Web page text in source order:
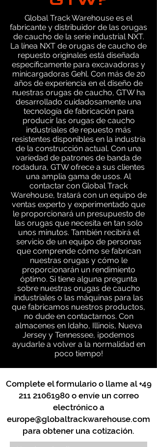
Global Track Warehouse es el
fabricante y distribuidor de las orugas
de caucho de la serie industrial NXT.
La línea NXT de orugas de caucho de
repuesto originales está diseñada
específicamente para excavadoras y
minicargadoras Gehl. Con más de 20
años de experiencia en el diseño de
nuestras orugas de caucho, GTW ha
desarrollado cuidadosamente una
tecnología de fabricación para
producir las orugas de caucho
industriales de repuesto más
resistentes disponibles en la industria
de la construcción actual. Con una
variedad de patrones de banda de
rodadura, GTW ofrece a sus clientes
una amplia gama de usos. Al
contactar con Global Track
Warehouse, tratará con un equipo de
ventas experto y experimentado que
le proporcionará un presupuesto de
las orugas que necesita en tan solo
unos minutos. También recibirá el
servicio de un equipo de personas
que comprende cómo se fabrican
nuestras orugas y cómo le
proporcionarán un rendimiento
óptimo. Si tiene alguna pregunta
sobre nuestras orugas de caucho
industriales o las máquinas para las
que fabricamos nuestros productos,
no dude en contactarnos. Con
almacenes en Idaho, Illinois, Nueva
Jersey y Tennessee, ¡podemos
ayudarle a volver a la normalidad en
poco tiempo!
Complete el formulario o llame al+49
211 21061980o envíe un correo
electrónico a
europe@globaltrackwarehouse.com
para obtener una cotización.